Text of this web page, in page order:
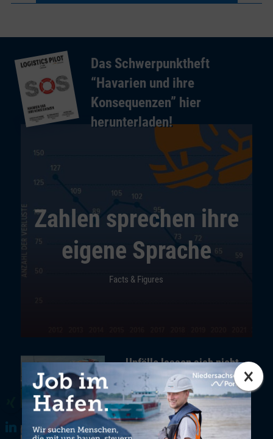
×
Das Schwerpunktheft
“Havarien und ihre
Konsequenzen” hier
herunterladen!
Zahlen sprechen ihre
eigene Sprache
Facts & Figures
„Unfälle lassen sich nicht
komplett ausschließen“
MAIN TOPIC
Bestmöglicher Behelf